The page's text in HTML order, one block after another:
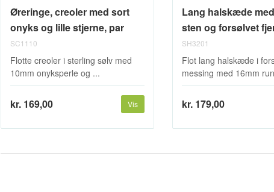
Øreringe, creoler med sort
onyks og lille stjerne, par
SC1110
Flotte creoler i sterling sølv med
10mm onyksperle og ...
kr. 169,00 Vis
Lang halskæde
sten og forsølvet
SH3201
Flot lang halskæde i
messing med 16mm
kr. 179,00